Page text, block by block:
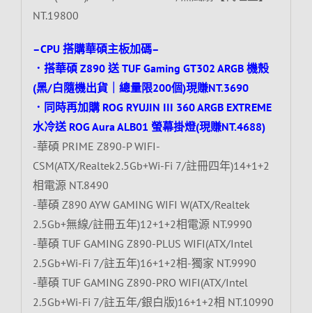
NT.19800
–CPU 搭購華碩主板加碼–
．搭華碩 Z890 送 TUF Gaming GT302 ARGB 機殼
(黑/白隨機出貨｜總量限200個)現賺NT.3690
．同時再加購 ROG RYUJIN III 360 ARGB EXTREME
水冷送 ROG Aura ALB01 螢幕掛燈(現賺NT.4688)
-華碩 PRIME Z890-P WIFI-
CSM(ATX/Realtek2.5Gb+Wi-Fi 7/註冊四年)14+1+2
相電源 NT.8490
-華碩 Z890 AYW GAMING WIFI W(ATX/Realtek
2.5Gb+無線/註冊五年)12+1+2相電源 NT.9990
-華碩 TUF GAMING Z890-PLUS WIFI(ATX/Intel
2.5Gb+Wi-Fi 7/註五年)16+1+2相-獨家 NT.9990
-華碩 TUF GAMING Z890-PRO WIFI(ATX/Intel
2.5Gb+Wi-Fi 7/註五年/銀白版)16+1+2相 NT.10990